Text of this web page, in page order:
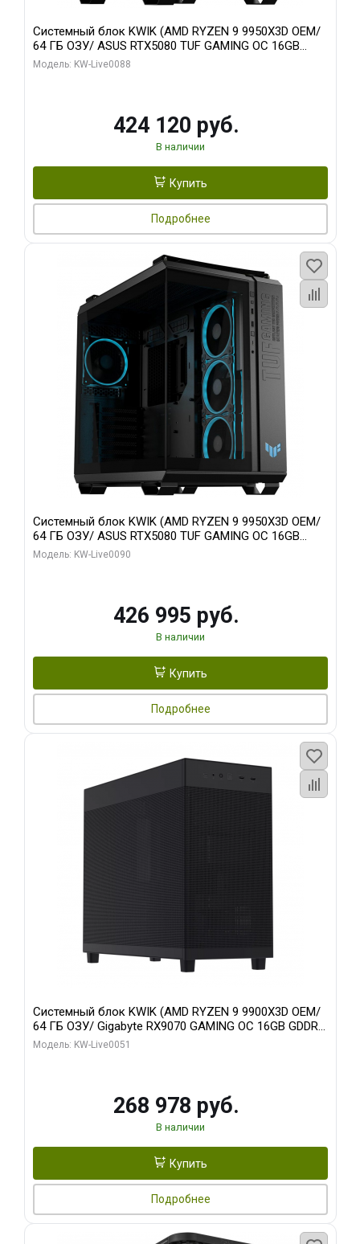
Системный блок KWIK (AMD RYZEN 9 9950X3D OEM/
64 ГБ ОЗУ/ ASUS RTX5080 TUF GAMING OC 16GB
GDDR7 256bit 3xDP 3x/ 960 ГБ SSD)
Модель: KW-Live0088
424 120 руб.
В наличии
Купить
Подробнее
Системный блок KWIK (AMD RYZEN 9 9950X3D OEM/
64 ГБ ОЗУ/ ASUS RTX5080 TUF GAMING OC 16GB
GDDR7 256bit 3xDP 3x/ 1 ТБ SSD)
Модель: KW-Live0090
426 995 руб.
В наличии
Купить
Подробнее
Системный блок KWIK (AMD RYZEN 9 9900X3D OEM/
64 ГБ ОЗУ/ Gigabyte RX9070 GAMING OC 16GB GDDR6
256bit 2xDP 2xH/ 960 ГБ SSD)
Модель: KW-Live0051
268 978 руб.
В наличии
Купить
Подробнее